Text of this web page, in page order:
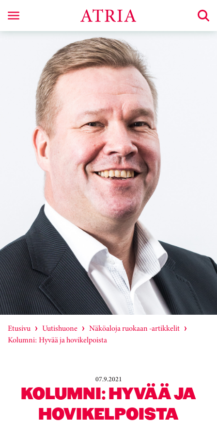
Etusivu Uutishuone
Näköaloja ruokaan -artikkelit
Kolumni: Hyvää ja hovikelpoista
07.9.2021
KOLUMNI: HYVÄÄ JA
HOVIKELPOISTA